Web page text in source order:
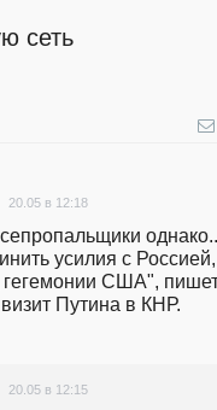
сеть
20.05 в 12:18
усилия с Россией,
гегемонии США",
Путина в КНР.
20.05 в 12:15